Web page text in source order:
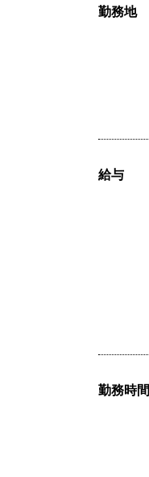
勤務地
給与
勤務時間